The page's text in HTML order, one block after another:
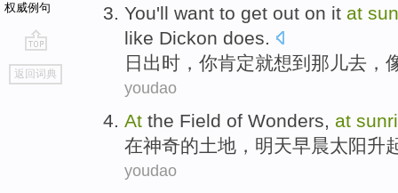
权威例句
go
top
返回词典
You'll want to get out on it at
like Dickon does
日出时， 你肯定就想到 那儿去，
youdao
At the Field of Wonders, at
在神奇的土地， 明天早晨太阳升
youdao